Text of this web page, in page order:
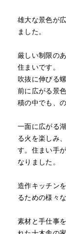
雄大な景色が
ました。
厳しい制限の
住まいです。
吹抜に伸びる
前に広がる景
積の中でも、
一面に広がる
る火を楽しみ
す。住まい手
なりました。
造作キッチン
るための様々
素材と手仕事